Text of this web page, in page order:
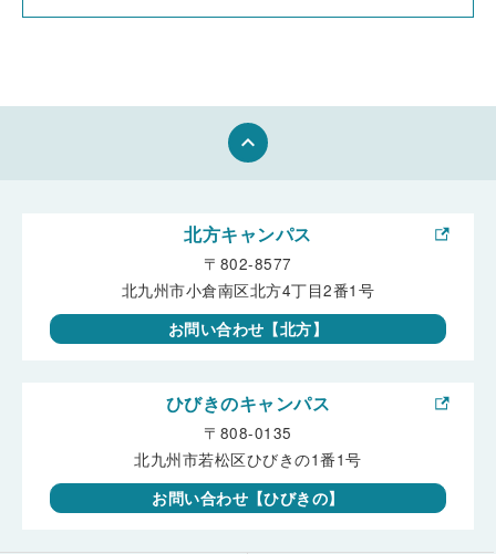
keyboard_arrow_up
北方キャンパス
〒802-8577
北九州市小倉南区北方4丁目2番1号
お問い合わせ【北方】
ひびきのキャンパス
〒808-0135
北九州市若松区ひびきの1番1号
お問い合わせ【ひびきの】